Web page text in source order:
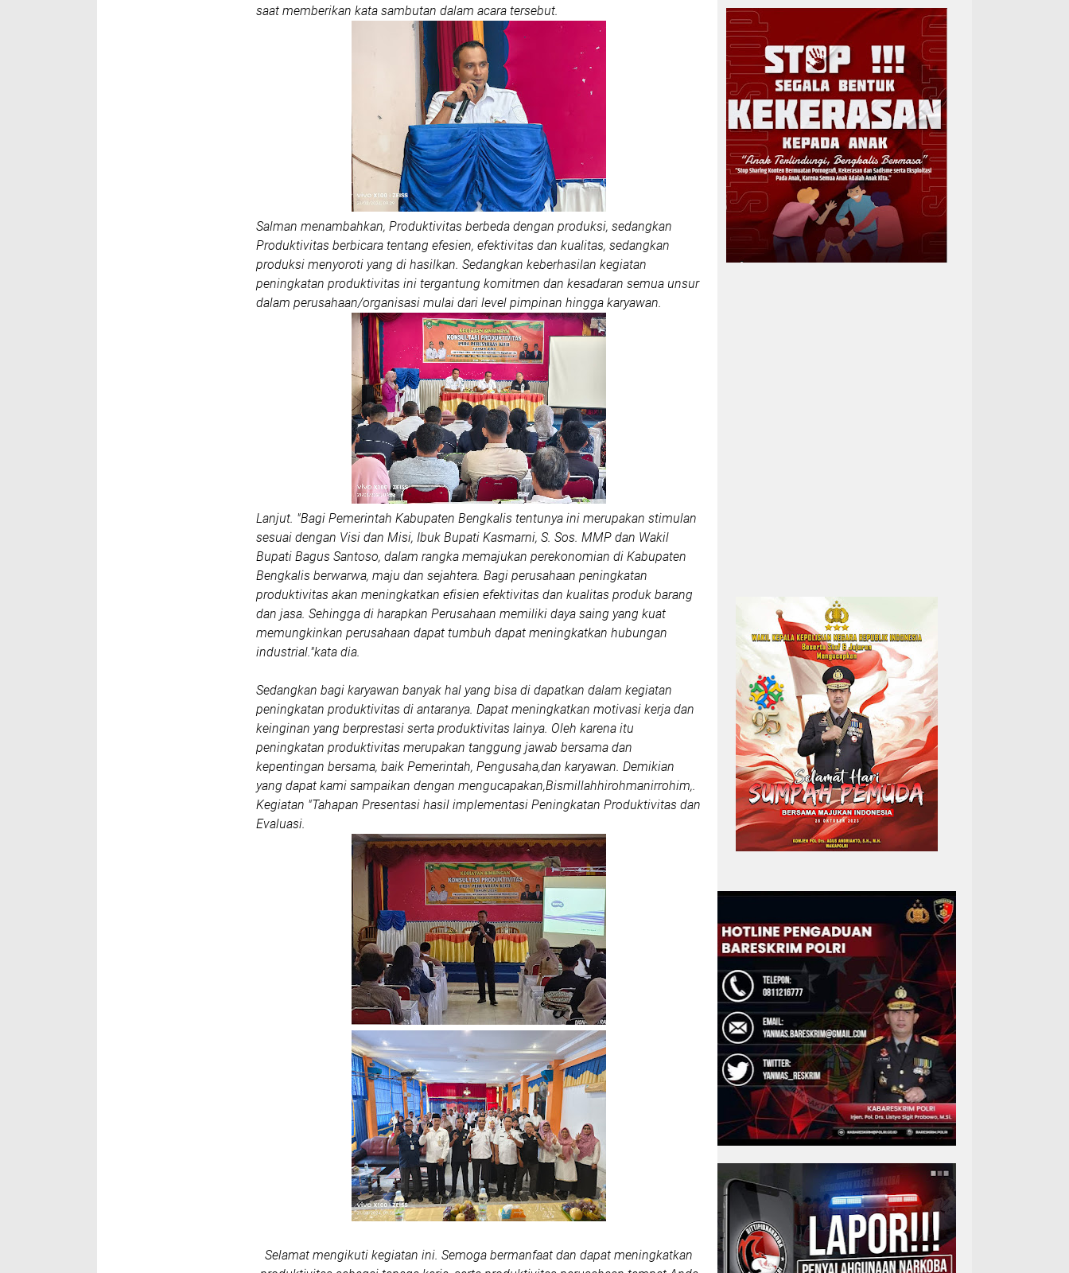
saat memberikan kata sambutan dalam acara tersebut.
Salman menambahkan, Produktivitas berbeda dengan produksi, sedangkan
Produktivitas berbicara tentang efesien, efektivitas dan kualitas, sedangkan
produksi menyoroti yang di hasilkan. Sedangkan keberhasilan kegiatan
peningkatan produktivitas ini tergantung komitmen dan kesadaran semua unsur
dalam perusahaan/organisasi mulai dari level pimpinan hingga karyawan.
Lanjut. "Bagi Pemerintah Kabupaten Bengkalis tentunya ini merupakan stimulan
sesuai dengan Visi dan Misi, Ibuk Bupati Kasmarni, S. Sos. MMP dan Wakil
Bupati Bagus Santoso, dalam rangka memajukan perekonomian di Kabupaten
Bengkalis berwarwa, maju dan sejahtera. Bagi perusahaan peningkatan
produktivitas akan meningkatkan efisien efektivitas dan kualitas produk barang
dan jasa. Sehingga di harapkan Perusahaan memiliki daya saing yang kuat
memungkinkan perusahaan dapat tumbuh dapat meningkatkan hubungan
industrial."kata dia.
Sedangkan bagi karyawan banyak hal yang bisa di dapatkan dalam kegiatan
peningkatan produktivitas di antaranya. Dapat meningkatkan motivasi kerja dan
keinginan yang berprestasi serta produktivitas lainya. Oleh karena itu
peningkatan produktivitas merupakan tanggung jawab bersama dan
kepentingan bersama, baik Pemerintah, Pengusaha,dan karyawan. Demikian
yang dapat kami sampaikan dengan mengucapakan,Bismillahhirohmanirrohim,.
Kegiatan "Tahapan Presentasi hasil implementasi Peningkatan Produktivitas dan
Evaluasi.
Selamat mengikuti kegiatan ini. Semoga bermanfaat dan dapat meningkatkan